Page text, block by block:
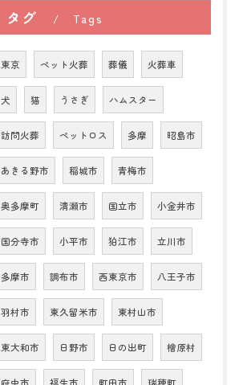
タグ Tags
東京 ペット火葬 葬儀 火葬車
犬 猫 うさぎ ハムスター
訪問火葬 ペットロス 多摩 昭島市
あきる野市 稲城市 青梅市
奥多摩町 清瀬市 国立市 小金井市
国分寺市 小平市 狛江市 立川市
多摩市 調布市 西東京市 八王子市
羽村市 東久留米市 東村山市
東大和市 日野市 日の出町 檜原村